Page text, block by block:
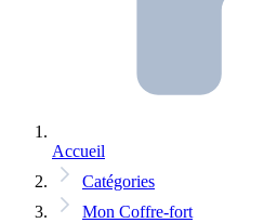
Accueil
Catégories
Mon Coffre-fort